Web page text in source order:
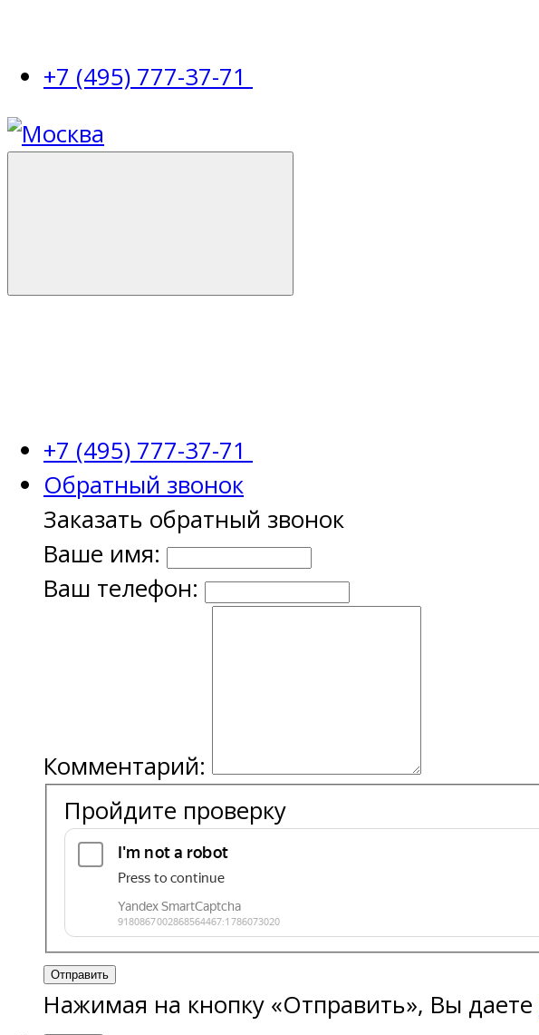
+7 (495) 777-37-71
+7 (495) 777-37-71
Обратный звонок
Заказать обратный звонок
Ваше имя:
Ваш телефон:
Комментарий:
Пройдите проверку
Отправить
Нажимая на кнопку «Отправить», Вы даете